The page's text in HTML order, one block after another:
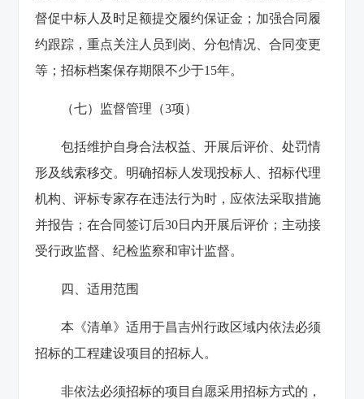
督促中标人及时足额提交履约保证金；加强合同履
约跟踪，重点关注人员到岗、分包情况、合同变更
等；招标档案保存期限不少于15年。
（七）监督管理（3项）
包括维护自身合法权益、开展后评价、处罚情
形及线索移交。明确招标人发现投标人、招标代理
机构、评标专家存在违法行为时，应依法采取措施
并报告；在合同签订后30日内开展后评价；主动接
受行政监督、纪检监察和审计监督。
四、适用范围
本《清单》适用于昌吉州行政区域内依法必须
招标的工程建设项目的招标人。
非依法必须招标的项目自愿采用招标方式的，